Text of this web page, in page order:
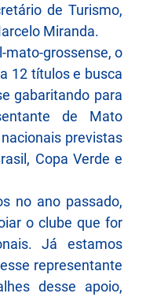
de Turismo,
Miranda.
mato-grossense, o
12 títulos e busca
gabaritando para
de Mato
previstas
Copa Verde e
no ano passado,
o clube que for
Já estamos
representante
desse apoio,